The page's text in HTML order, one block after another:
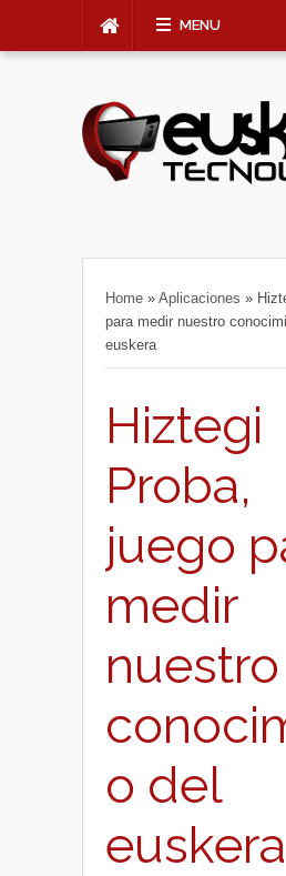
MENU
Home » Aplicaciones »
para medir nuestro
euskera
Hiztegi
Proba,
juego
medir
nuestro
o del
euskera